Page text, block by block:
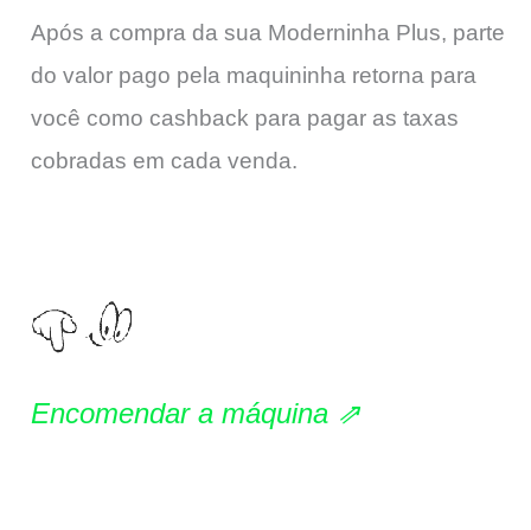
Após a compra da sua Moderninha Plus, parte
do valor pago pela maquininha retorna para
você como cashback para pagar as taxas
cobradas em cada venda.
Encomendar a máquina ⇗